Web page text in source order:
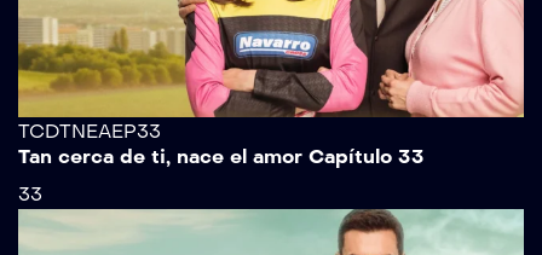
TCDTNEAEP33
Tan cerca de ti, nace el amor Capítulo 33
33